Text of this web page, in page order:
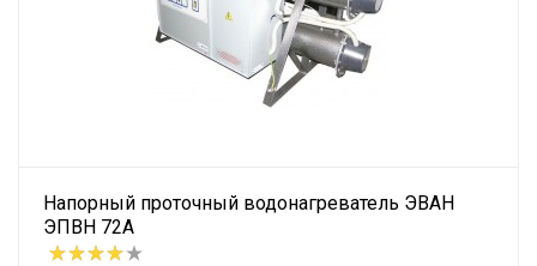
Напорный проточный водонагреватель ЭВАН
ЭПВН 72А